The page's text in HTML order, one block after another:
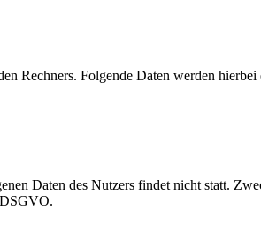
Rechners. Folgende Daten werden hierbei
Daten des Nutzers findet nicht statt.